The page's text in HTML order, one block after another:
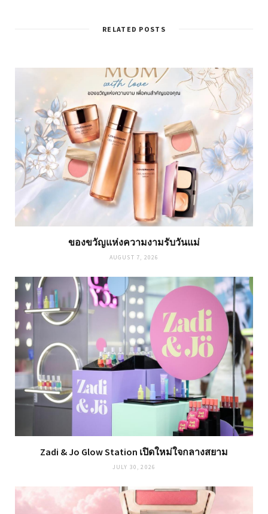
RELATED POSTS
ของขวัญแห่งความงามรับวันแม่
AUGUST 7, 2026
Zadi & Jo Glow Station เปิดใหม่ใจกลางสยาม
JULY 30, 2026